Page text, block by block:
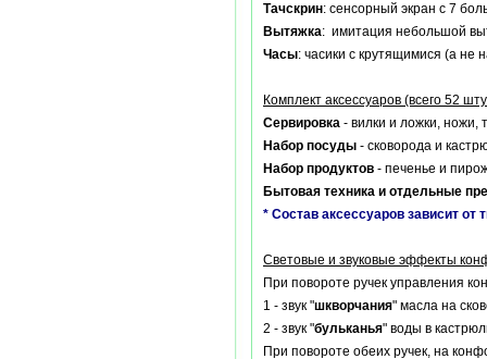
Тачскрин: сенсорный экран с 7
Вытяжка: имитация небольшой
Часы: часики с крутящимися (а
Комплект аксессуаров (всего 52
Сервировка - вилки и ложки, ножи,
Набор посуды - сковорода и
Набор продуктов - печенье и
Бытовая техника и отдельные
* Состав аксессуаров зависит от
Световые и звуковые эффекты
При повороте ручек управления
1 - звук "шкворчания" масла на
2 - звук "бульканья" воды в
При повороте обеих ручек, на